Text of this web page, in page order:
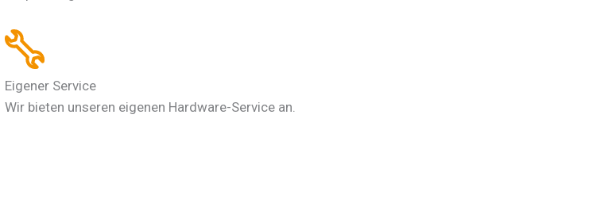
Eigener Service
Wir bieten unseren eigenen Hardware-Service an.